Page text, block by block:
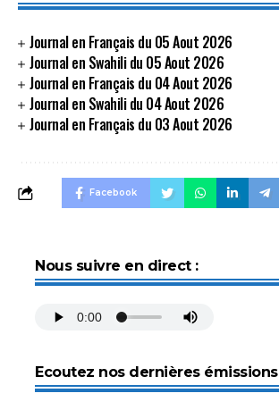
EMBED
Journal en Français du 05 Aout 2026
Journal en Swahili du 05 Aout 2026
Journal en Français du 04 Aout 2026
Journal en Swahili du 04 Aout 2026
Journal en Français du 03 Aout 2026
Facebook
Nous suivre en direct :
Ecoutez nos dernières émissions